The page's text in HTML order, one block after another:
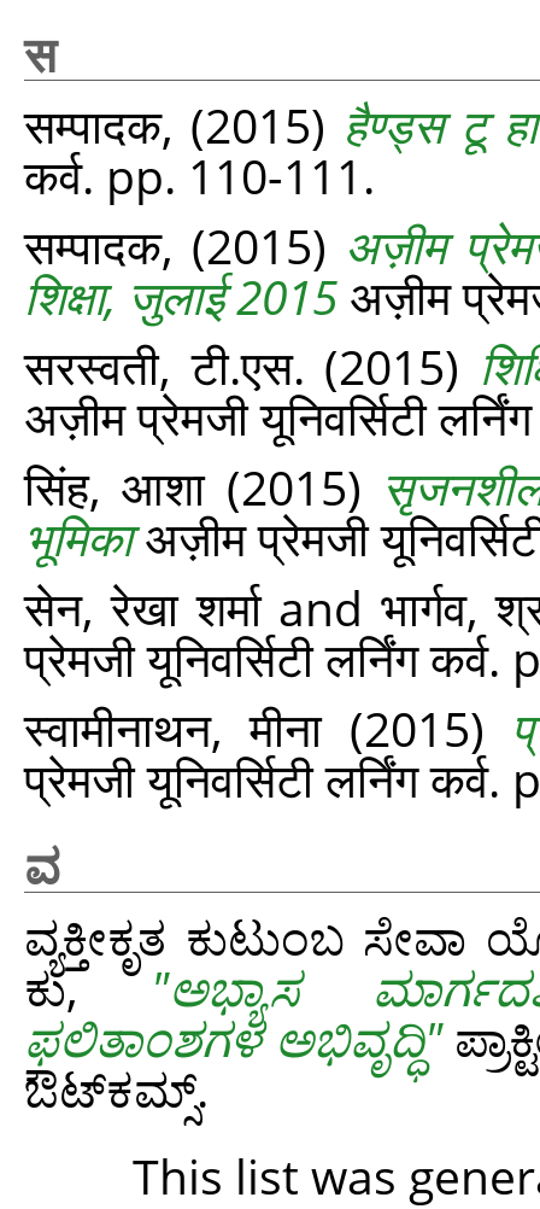
स
सम्पादक, (2015) हैण्ड्स टू
कर्व. pp. 110-111.
सम्पादक, (2015) अज़ीम
शिक्षा, जुलाई 2015 अज़ीम
सरस्वती, टी.एस. (2015)
अज़ीम प्रेमजी यूनिवर्सिटी
सिंह, आशा(2015)
भूमिकाअज़ीम प्रेमजी
सेन, रेखा शर्माand भार्गव,
प्रेमजी यूनिवर्सिटी लर्निंग
स्वामीनाथन, मीना(2015)
प्रेमजी यूनिवर्सिटी लर्निंग
ವ
ವ್ಯಕ್ತೀಕೃತ ಕುಟುಂಬ
ಕು, "ಅಭ್ಯಾಸ
ಫಲಿತಾಂಶಗಳ ಅಭಿವೃದ್ಧಿ"
ಔಟ್‌ಕಮ್ಸ್.
This list was